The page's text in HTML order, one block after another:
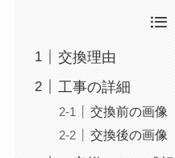
交換理由
工事の詳細
交換前の画像
交換後の画像